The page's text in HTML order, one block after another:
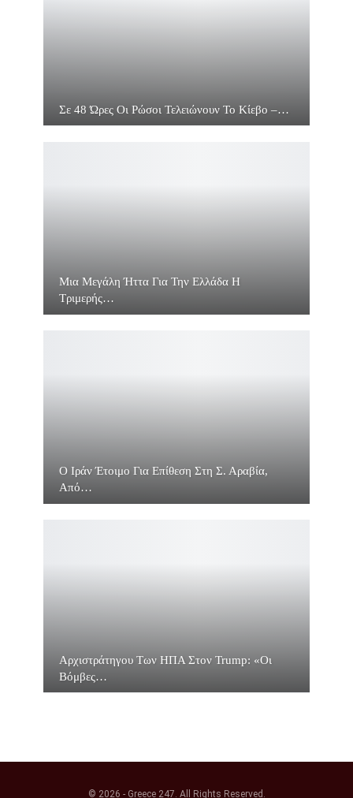
Σε 48 Ώρες Οι Ρώσοι Τελειώνουν Το Κίεβο –…
Μια Μεγάλη Ήττα Για Την Ελλάδα Η
Τριμερής…
O Ιράν Έτοιμο Για Επίθεση Στη Σ. Αραβία,
Από…
Αρχιστράτηγου Των ΗΠΑ Στον Trump: «Οι
Βόμβες…
© 2026 - Greece 247. All Rights Reserved.